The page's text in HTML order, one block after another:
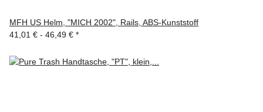
MFH US Helm, "MICH 2002", Rails, ABS-Kunststoff
41,01 € - 46,49 € *